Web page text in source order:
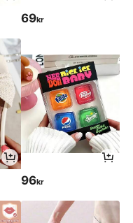
69kr
96kr